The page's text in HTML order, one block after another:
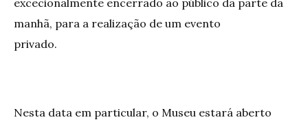
manhã, para a realização de um evento
privado.
Nesta data em particular, o Museu estará aberto